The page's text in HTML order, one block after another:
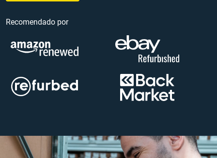
Recomendado por